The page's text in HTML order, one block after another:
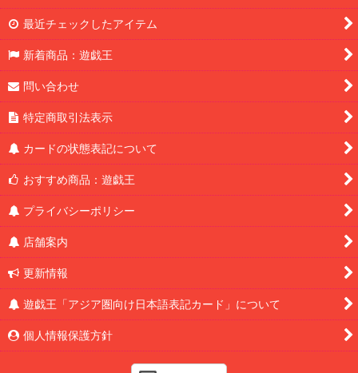
最近チェックしたアイテム
新着商品：遊戯王
問い合わせ
特定商取引法表示
カードの状態表記について
おすすめ商品：遊戯王
プライバシーポリシー
店舗案内
更新情報
遊戯王「アジア圏向け日本語表記カード」について
個人情報保護方針